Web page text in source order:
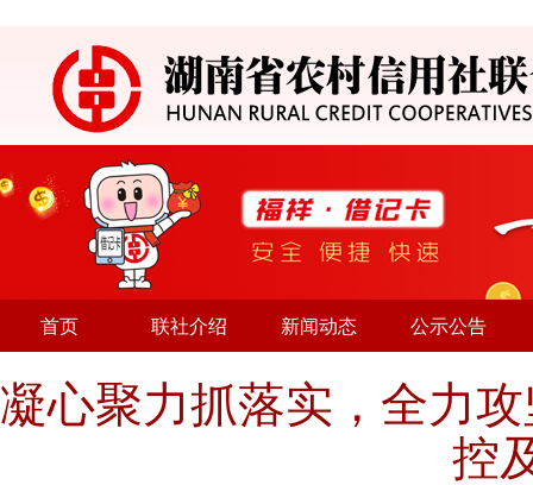
首页 联社介绍 新闻动态 公示公告
凝心聚力抓落实，全力
控